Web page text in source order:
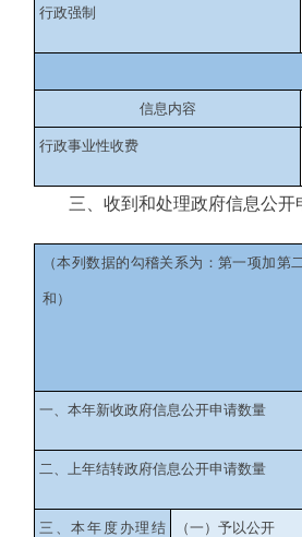
行政强制
信息内容
行政事业性收费
三、收到和处理政府信息公开
（本列数据的勾稽关系为：第一项加第
和）
一、本年新收政府信息公开申请数量
二、上年结转政府信息公开申请数量
三、本年度办理结 （一）予以公开